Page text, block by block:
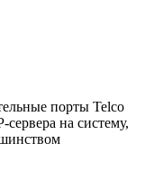
порты Telco
на систему,